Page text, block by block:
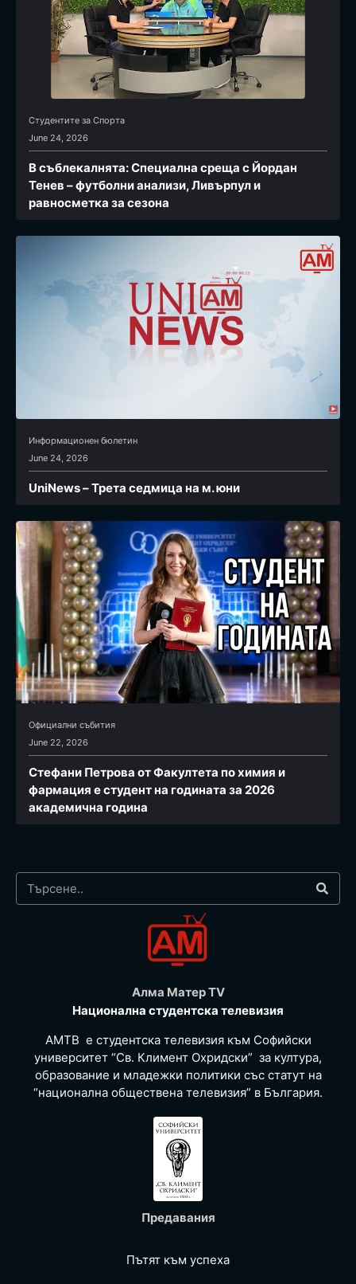
Студентите за Спортa
June 24, 2026
В съблекалнята: Специална среща с Йордан
Тенев – футболни анализи, Ливърпул и
равносметка за сезона
Информационен бюлетин
June 24, 2026
UniNews – Трета седмица на м. юни
Официални събития
June 22, 2026
Стефани Петрова от Факултета по химия и
фармация e студент на годината за 2026
академична година
Алма Матер TV
Национална студентска телевизия
АМТВ е студентска телевизия към Софийски
университет “Св. Климент Охридски” за култура,
образование и младежки политики със статут на
“национална обществена телевизия” в България.
Предавания
Пътят към успеха